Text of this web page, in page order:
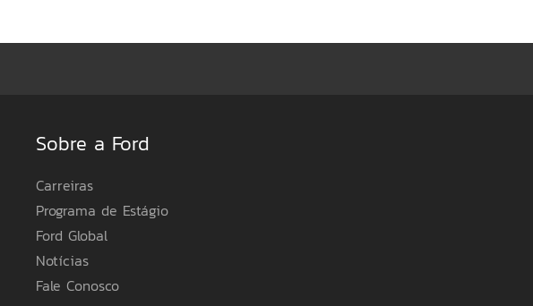
Sobre a Ford
Carreiras
Programa de Estágio
Ford Global
Notícias
Fale Conosco